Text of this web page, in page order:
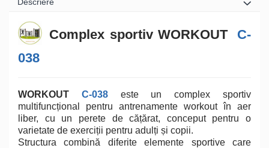
Complex sportiv WORKOUT
C-
038
WORKOUT C-038este un complex sportiv
multifuncțional pentru antrenamente workout în aer
liber, cu un perete de cățărat, conceput pentru o
varietate de exerciții pentru adulți și copii.
Structura combină diferite elemente sportive care